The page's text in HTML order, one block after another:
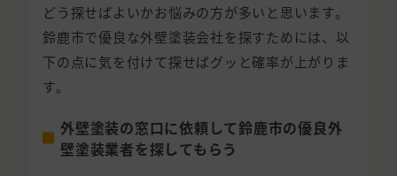
どう探せばよいかお悩みの方が多いと思います。
鈴鹿市で優良な外壁塗装会社を探すためには、以
下の点に気を付けて探せばグッと確率が上がりま
す。
外壁塗装の窓口に依頼して鈴鹿市の優良外
壁塗装業者を探してもらう